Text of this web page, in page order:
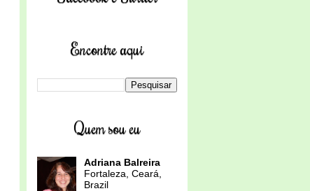
Encontre aqui
Quem sou eu
Adriana Balreira
Fortaleza, Ceará,
Brazil